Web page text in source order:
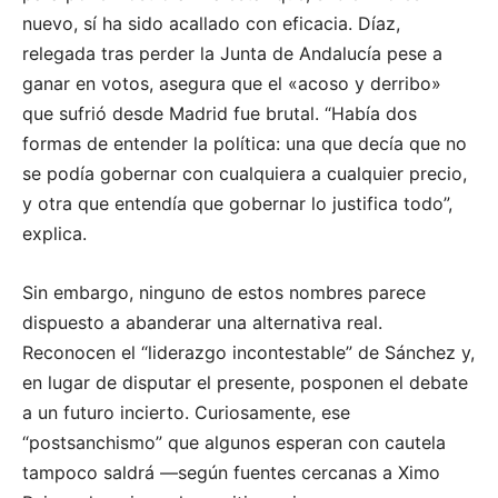
nuevo, sí ha sido acallado con eficacia. Díaz,
relegada tras perder la Junta de Andalucía pese a
ganar en votos, asegura que el «acoso y derribo»
que sufrió desde Madrid fue brutal. “Había dos
formas de entender la política: una que decía que no
se podía gobernar con cualquiera a cualquier precio,
y otra que entendía que gobernar lo justifica todo”,
explica.
Sin embargo, ninguno de estos nombres parece
dispuesto a abanderar una alternativa real.
Reconocen el “liderazgo incontestable” de Sánchez y,
en lugar de disputar el presente, posponen el debate
a un futuro incierto. Curiosamente, ese
“postsanchismo” que algunos esperan con cautela
tampoco saldrá —según fuentes cercanas a Ximo